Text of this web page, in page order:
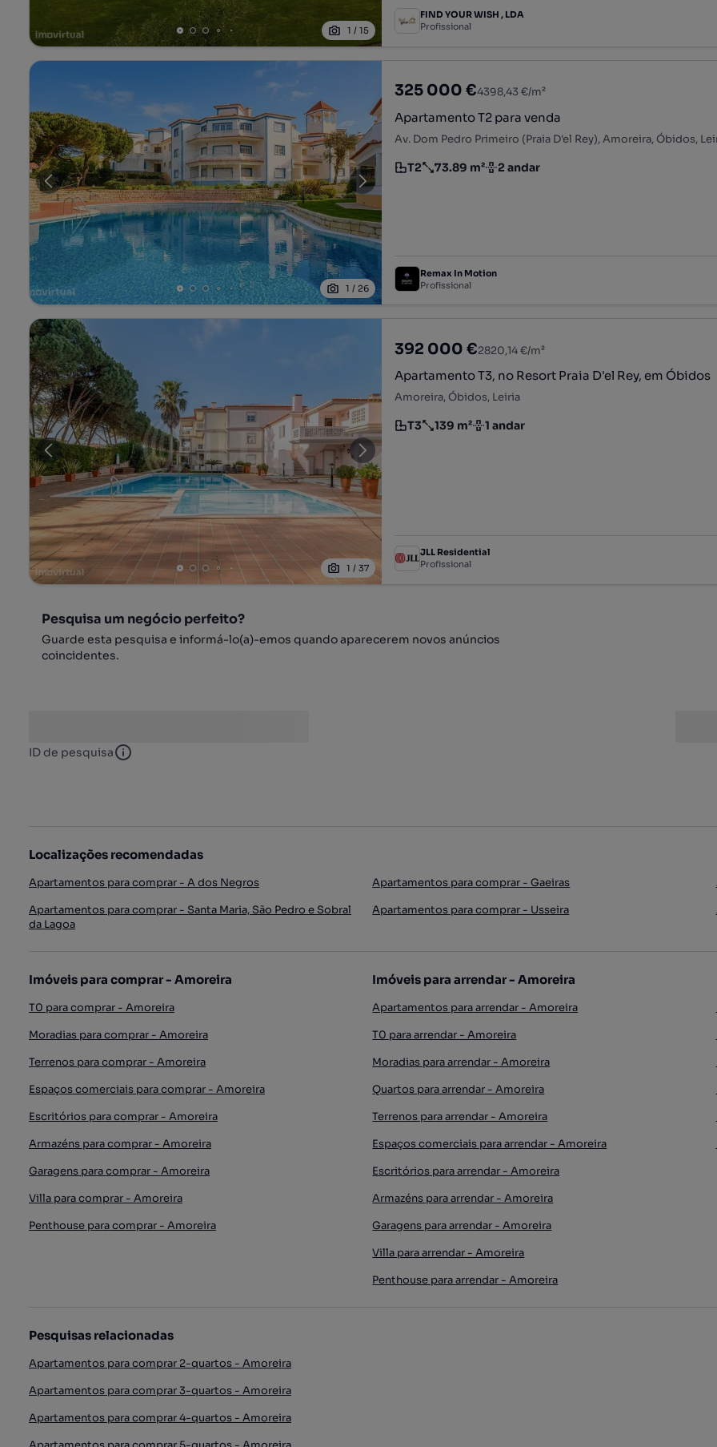
1 /15
FIND YOUR WISH , LDA
Profissional
1 / 26
325 000 €4398,43 €/m²
Apartamento T2 para venda
Av. Dom Pedro Primeiro (Praia D'el Rey), Amoreira, Óbidos,
Tipologia
T2
Preço por metro quadrado
73.89 m²
Andar 2 andar
Remax In Motion
Profissional
1 /37
392 000 €2820,14 €/m²
Apartamento T3, no Resort Praia D'el Rey, em Óbidos
Amoreira, Óbidos, Leiria
Tipologia
T3
Preço por metro quadrado
139 m²
Andar 1 andar
JLL Residential
Profissional
Pesquisa um negócio perfeito?
Guarde esta pesquisa e informá-lo(a)-emos quando aparecerem novos anúncios
coincidentes.
ID de pesquisa ID de pesquisa
Localizações recomendadas
Apartamentos para comprar - A dos Negros Apartamentos para comprar - Gaeiras
Apartamentos para comprar - Santa Maria, São Pedro e Sobral
da Lagoa
Apartamentos para comprar - Usseira
Imóveis para comprar - Amoreira
T0 para comprar - Amoreira
Moradias para comprar - Amoreira
Terrenos para comprar - Amoreira
Espaços comerciais para comprar - Amoreira
Escritórios para comprar - Amoreira
Armazéns para comprar - Amoreira
Garagens para comprar - Amoreira
Villa para comprar - Amoreira
Penthouse para comprar - Amoreira
Imóveis para arrendar - Amoreira
Apartamentos para arrendar - Amoreira
T0 para arrendar - Amoreira
Moradias para arrendar - Amoreira
Quartos para arrendar - Amoreira
Terrenos para arrendar - Amoreira
Espaços comerciais para arrendar - Amoreira
Escritórios para arrendar - Amoreira
Armazéns para arrendar - Amoreira
Garagens para arrendar - Amoreira
Villa para arrendar - Amoreira
Penthouse para arrendar - Amoreira
Pesquisas relacionadas
Apartamentos para comprar 2-quartos - Amoreira
Apartamentos para comprar 3-quartos - Amoreira
Apartamentos para comprar 4-quartos - Amoreira